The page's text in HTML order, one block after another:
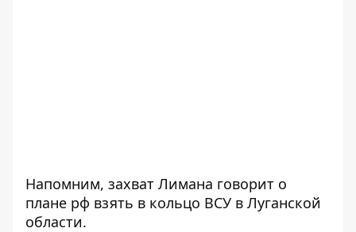
Напомним, захват Лимана говорит о
плане рф взять в кольцо ВСУ в Луганской
области.